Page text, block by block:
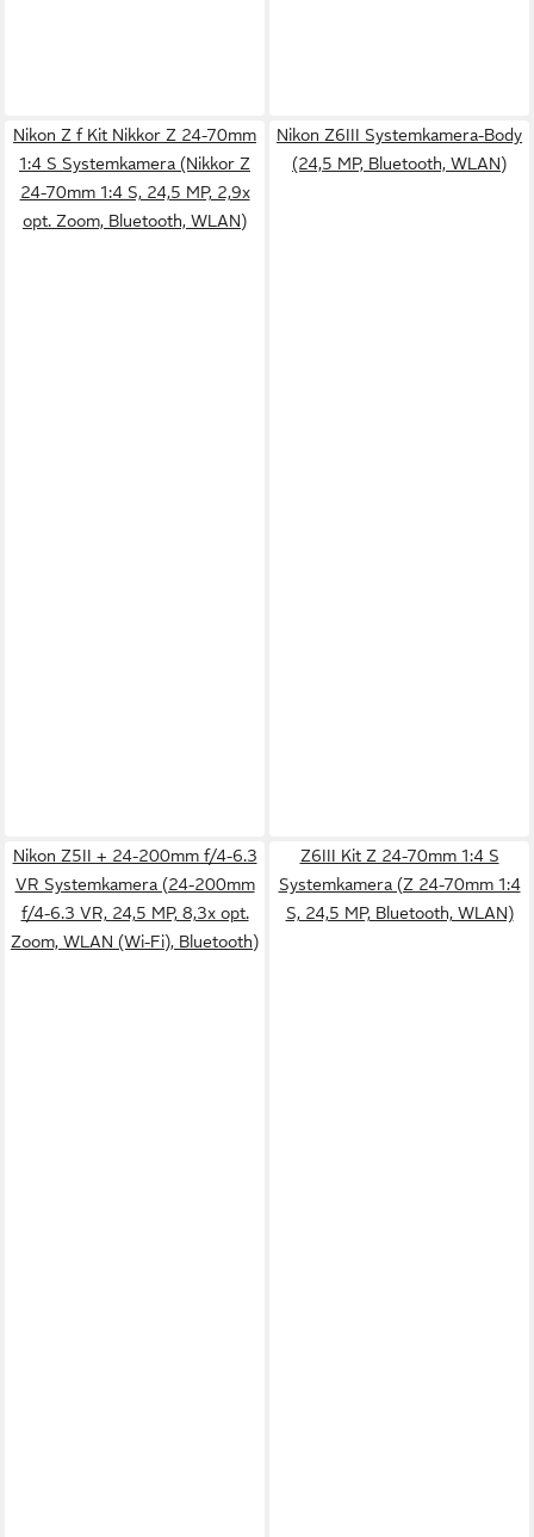
Nikon Z f Kit Nikkor Z 24-70mm
1:4 S Systemkamera (Nikkor Z
24-70mm 1:4 S, 24,5 MP, 2,9x
opt. Zoom, Bluetooth, WLAN)
Nikon Z6III Systemkamera-Body
(24,5 MP, Bluetooth, WLAN)
Nikon Z5II + 24-200mm f/4-6.3
VR Systemkamera (24-200mm
f/4-6.3 VR, 24,5 MP, 8,3x opt.
Zoom, WLAN (Wi-Fi), Bluetooth)
Z6III Kit Z 24-70mm 1:4 S
Systemkamera (Z 24-70mm 1:4
S, 24,5 MP, Bluetooth, WLAN)